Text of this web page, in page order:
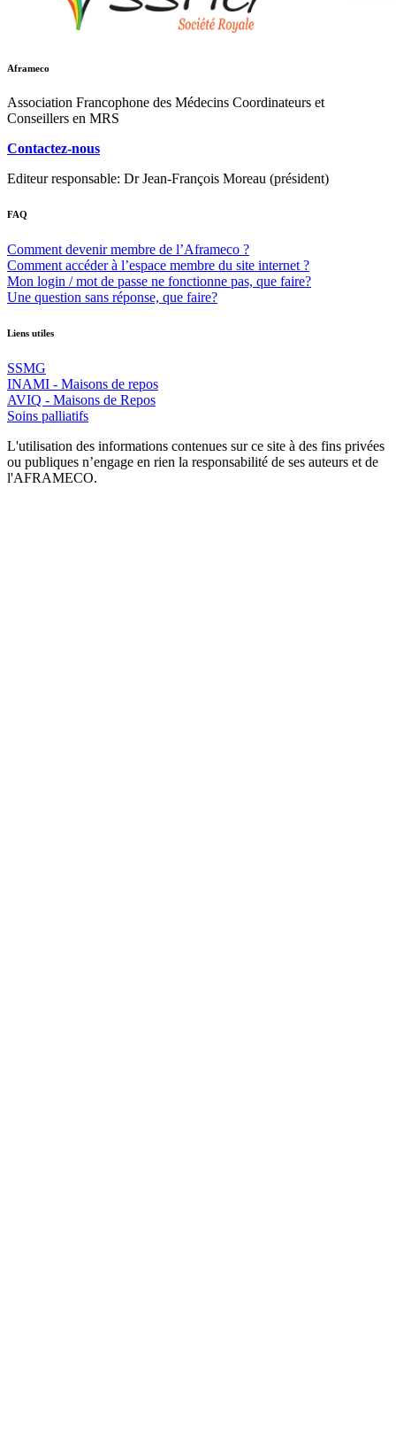
Aframeco
Association Francophone des Médecins Coordinateurs et
Conseillers en MRS
Contactez-nous
Editeur responsable: Dr Jean-François Moreau (président)
FAQ
Comment devenir membre de l’Aframeco ?
Comment accéder à l’espace membre du site internet ?
Mon login / mot de passe ne fonctionne pas, que faire?
Une question sans réponse, que faire?
Liens utiles
SSMG
INAMI - Maisons de repos
AVIQ - Maisons de Repos
Soins palliatifs
L'utilisation des informations contenues sur ce site à des fins privées
ou publiques n’engage en rien la responsabilité de ses auteurs et de
l'AFRAMECO.